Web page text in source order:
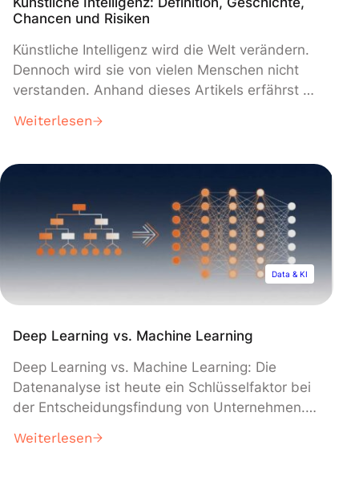
Chancen und Risiken
Künstliche Intelligenz wird die Welt verändern.
Dennoch wird sie von vielen Menschen nicht
verstanden. Anhand dieses Artikels erfährst Du
Funktionsweise, Geschichte, Kategorien und
so umfassende und revolutionäre Technologie,
dass es schwierig ist, eine genaue Definition zu
geben. KI kann als ein Zweig […]
Weiterlesen
Data & KI
Deep Learning vs. Machine Learning
Deep Learning vs. Machine Learning: Die
Datenanalyse ist heute ein Schlüsselfaktor bei
der Entscheidungsfindung von Unternehmen.
von Künstlicher Intelligenz (KI) analysiert
Weiterlesen